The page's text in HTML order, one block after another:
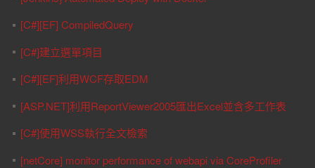
[C#][EF] CompiledQuery
[C#]建立選單項目
[C#][EF]利用WCF存取EDM
[ASP.NET]利用ReportViewer2005匯出Excel並含多工作表
[C#]使用WSS執行全文檢索
[netCore] monitor performance of webapi via CoreProfiler